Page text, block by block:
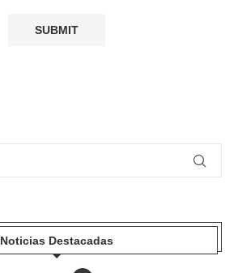
Noticias Destacadas